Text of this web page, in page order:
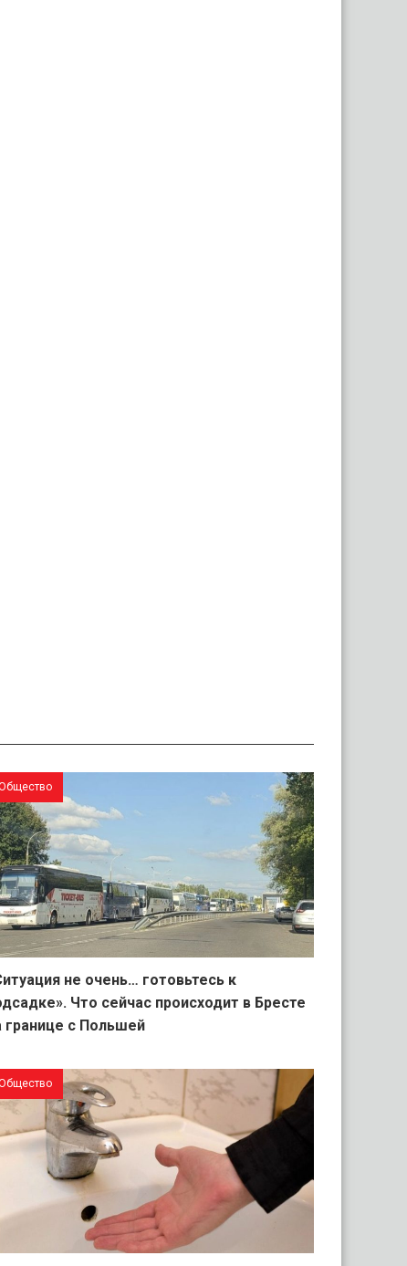
не очень… готовьтесь к
Что сейчас происходит в Бресте
границе с Польшей